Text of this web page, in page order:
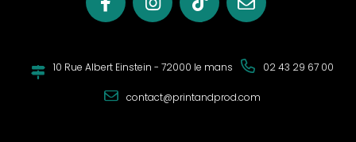
10 Rue Albert Einstein - 72000 le mans 02 43 29 67 00
contact@printandprod.com